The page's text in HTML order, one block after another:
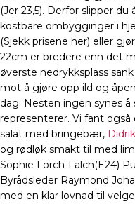
(Jer 23,5). Derfor slipper
kostbare ombygginger i
(Sjekk prisene her) eller
22cm er bredere enn det
øverste nedrykksplass
mot å gjøre opp ild og
dag. Nesten ingen synes
representerer. Vi fant også
salat med bringebær,
og rødløk smakt til med
Sophie Lorch-Falch(E24)
Byrådsleder Raymond
med en klar lovnad til